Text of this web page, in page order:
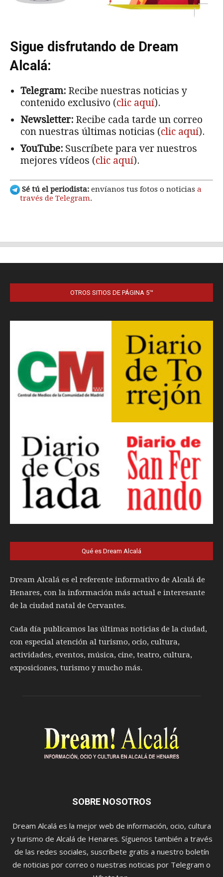
OTROS SITIOS DE PÁGINA 5™
Qué es Dream Alcalá
Dream Alcalá es el referente informativo de Alcalá de
Henares, con la información más actual e interesante
de la ciudad natal de Cervantes.
Cada día publicamos las últimas noticias de la ciudad,
con especial atención al turismo, ocio, cultura,
actividades, eventos, música, cine, teatro, cultura,
exposiciones, turismo y mucho más.
SOBRE NOSOTROS
Dream Alcalá es la mejor web de información, ocio, cultura
y turismo de Alcalá de Henares. Síguenos también a través
de las redes sociales, suscríbete gratis a nuestro boletín
de noticias por correo o nuestras noticias por Telegram o